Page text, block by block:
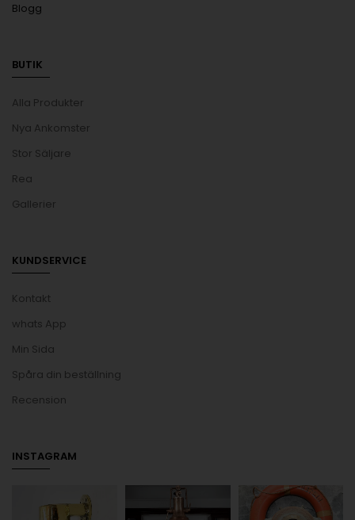
Blogg
BUTIK
Alla Produkter
Nya Ankomster
Stor Säljare
Rea
Gallerier
KUNDSERVICE
Kontakt
whats App
Min Sida
Spåra din beställning
Recension
INSTAGRAM